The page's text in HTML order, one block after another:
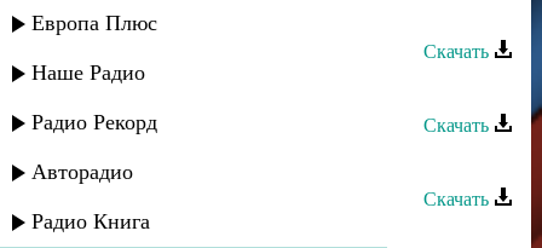
Европа Плюс
Наше Радио
Радио Рекорд
Авторадио
Радио Книга
Нур группа - Зайнаб
Скачать
Кавказ группа - Ваз багъишда
Скачать
Скачать
Гапцах группа - Гада чан